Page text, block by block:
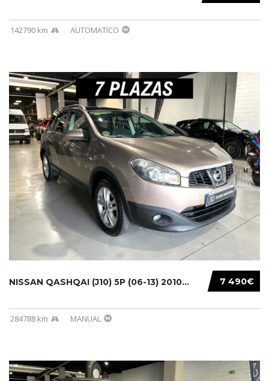
142790 km AUTOMATICO
7 490€
NISSAN QASHQAI (J10) 5P (06-13) 2010...
284788 km MANUAL